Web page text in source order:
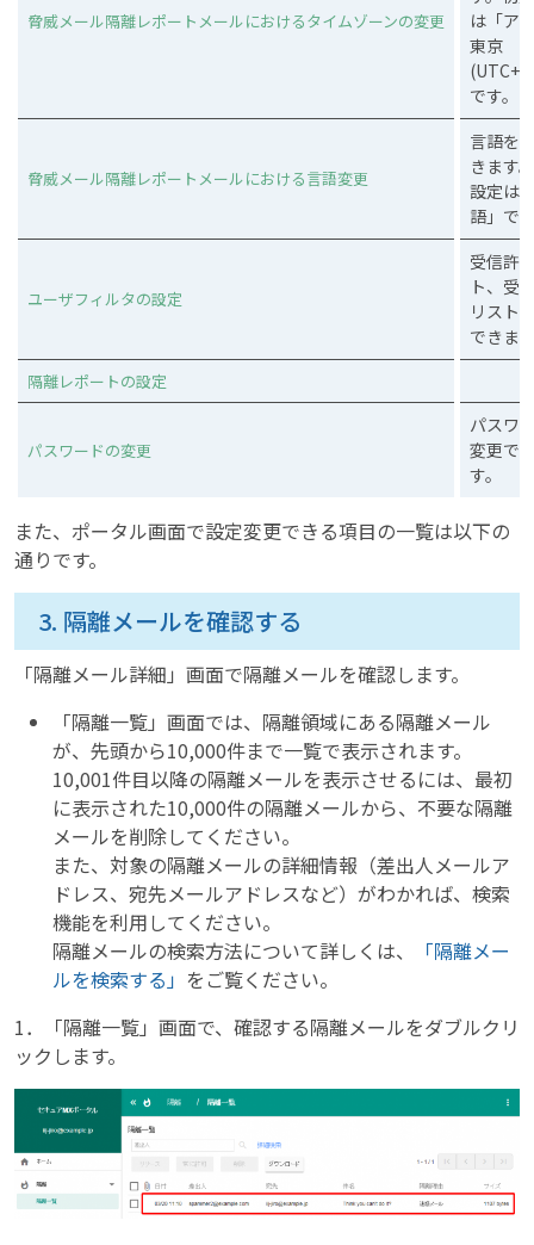
脅威メール隔離レポートメールにおけるタイムゾーンの変更
は「ア
東京
です。
脅威メール隔離レポートメールにおける言語変更
言語を
きます
設定は
語」で
ユーザフィルタの設定
受信許
ト、受
リスト
できま
隔離レポートの設定
パスワードの変更
パスワ
変更で
す。
また、ポータル画面で設定変更できる項目の一覧は以下の
通りです。
3. 隔離メールを確認する
「隔離メール詳細」画面で隔離メールを確認します。
「隔離一覧」画面では、隔離領域にある隔離メール
が、先頭から10,000件まで一覧で表示されます。
10,001件目以降の隔離メールを表示させるには、最初
に表示された10,000件の隔離メールから、不要な隔離
メールを削除してください。
また、対象の隔離メールの詳細情報（差出人メールア
ドレス、宛先メールアドレスなど）がわかれば、検索
機能を利用してください。
隔離メールの検索方法について詳しくは、
「隔離メー
ルを検索する」 をご覧ください。
1．「隔離一覧」画面で、確認する隔離メールをダブルクリ
ックします。